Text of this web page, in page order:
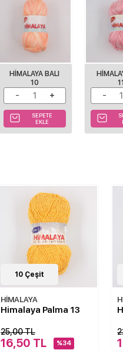
HIMALAYA BALI
10
SEPETE
EKLE
3Çeşit
HİMALAYA
Himalaya Gloria 4
22,00 TL
13,19 TL %40